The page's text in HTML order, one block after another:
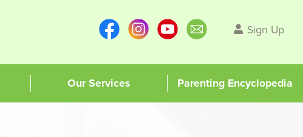
Sign Up
Our Services Parenting Encyclopedia